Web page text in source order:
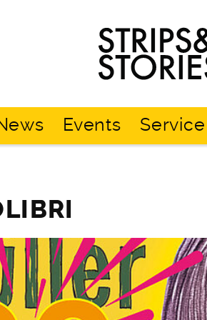
Strips
&
Stories
Events Service